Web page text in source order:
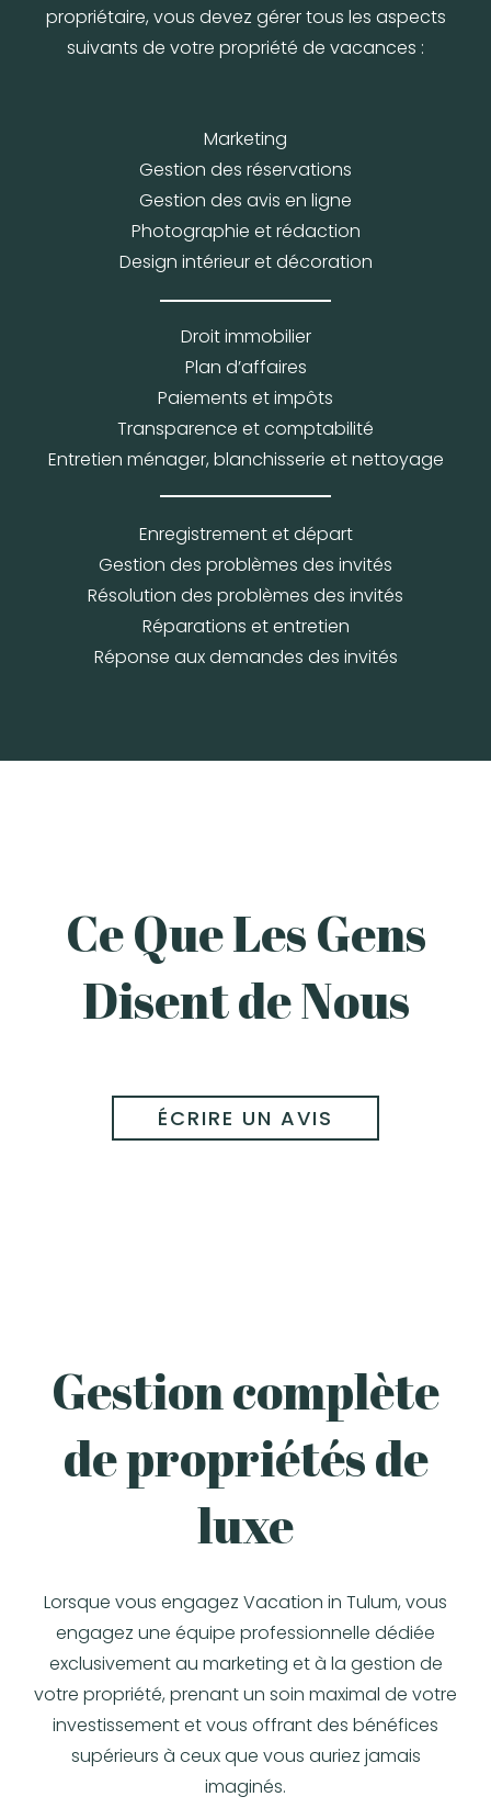
propriétaire, vous devez gérer tous les aspects
suivants de votre propriété de vacances :
Marketing
Gestion des réservations
Gestion des avis en ligne
Photographie et rédaction
Design intérieur et décoration
Droit immobilier
Plan d’affaires
Paiements et impôts
Transparence et comptabilité
Entretien ménager, blanchisserie et nettoyage
Enregistrement et départ
Gestion des problèmes des invités
Résolution des problèmes des invités
Réparations et entretien
Réponse aux demandes des invités
Ce Que Les Gens
Disent de Nous
ÉCRIRE UN AVIS
Gestion complète
de propriétés de
luxe
Lorsque vous engagez Vacation in Tulum, vous
engagez une équipe professionnelle dédiée
exclusivement au marketing et à la gestion de
votre propriété, prenant un soin maximal de votre
investissement et vous offrant des bénéfices
supérieurs à ceux que vous auriez jamais
imaginés.